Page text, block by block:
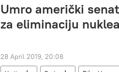
Umro američki
za eliminaciju
28 April 2019, 20:08